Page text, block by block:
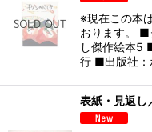
※現在この本
おります。 ■
し傑作絵本5
行 ■出版社
表紙・見返し